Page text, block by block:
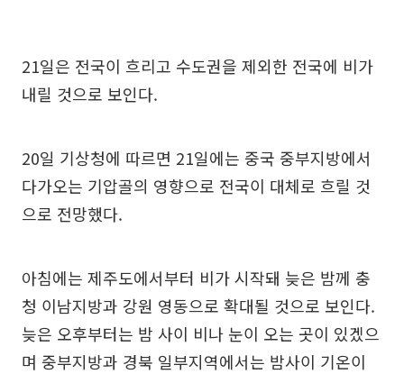
21일은 전국이 흐리고 수도권을 제외한 전국에 비가
내릴 것으로 보인다.
20일 기상청에 따르면 21일에는 중국 중부지방에서
다가오는 기압골의 영향으로 전국이 대체로 흐릴 것
으로 전망했다.
아침에는 제주도에서부터 비가 시작돼 늦은 밤께 충
청 이남지방과 강원 영동으로 확대될 것으로 보인다.
늦은 오후부터는 밤 사이 비나 눈이 오는 곳이 있겠으
며 중부지방과 경북 일부지역에서는 밤사이 기온이